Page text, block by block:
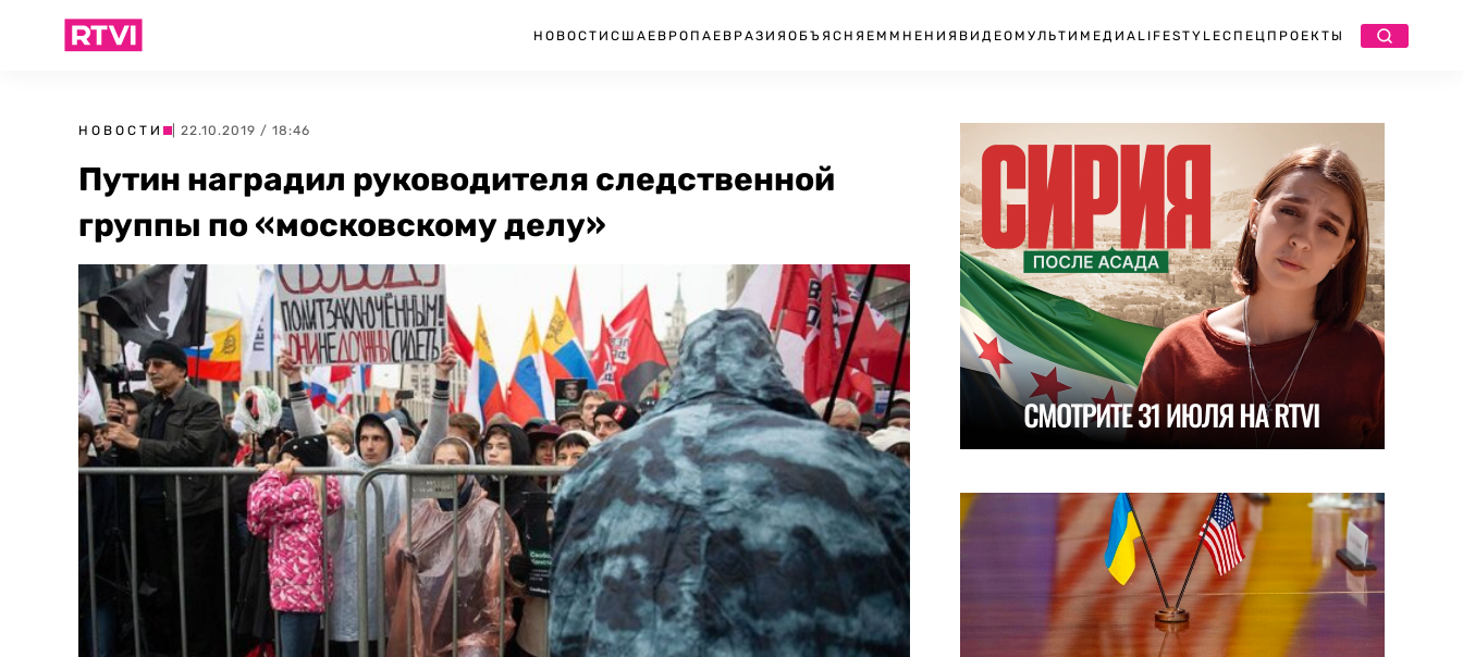
НОВОСТИ США ЕВРОПА ЕВРАЗИЯ ОБЪЯСНЯЕМ МНЕНИЯ ВИДЕО МУЛЬТИМЕДИА LIFESTYLEСПЕЦПРОЕКТЫ
НОВОСТИ | 22.10.2019 / 18:46
Путин наградил руководителя следственной
группы по «московскому делу»